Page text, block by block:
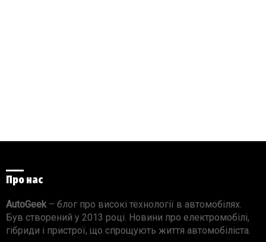
Про нас
AutoGeek– блог про високі технології в автомобілях.
Був створений у 2013 році. Новини про електромобілі,
гібриди і пристрої, що спрощують життя автомобіліста.